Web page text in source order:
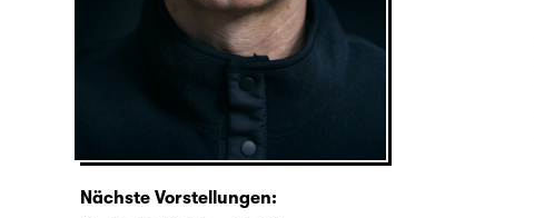
Nächste Vorstellungen: